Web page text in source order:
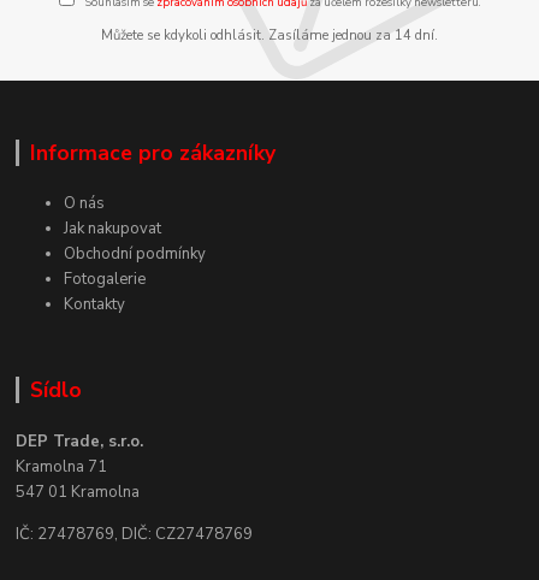
Můžete se kdykoli odhlásit. Zasíláme jednou za 14 dní.
Informace pro zákazníky
O nás
Jak nakupovat
Obchodní podmínky
Fotogalerie
Kontakty
Sídlo
DEP Trade, s.r.o.
Kramolna 71
547 01 Kramolna
IČ: 27478769, DIČ: CZ27478769